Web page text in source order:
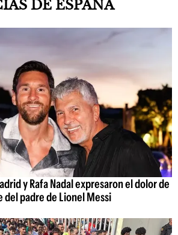
DE ESPAÑA
y Rafa Nadal expresaron el dolor de
del padre de Lionel Messi